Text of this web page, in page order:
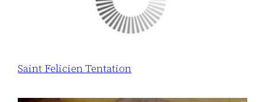
Saint Felicien Tentation